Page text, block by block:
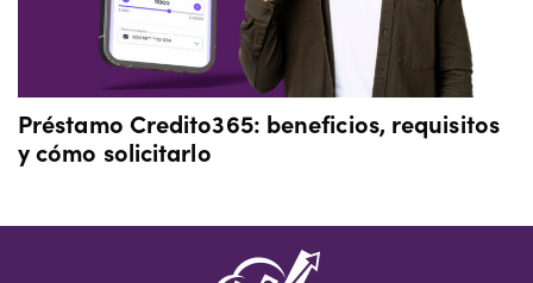
Préstamo Credito365: beneficios, requisitos
y cómo solicitarlo